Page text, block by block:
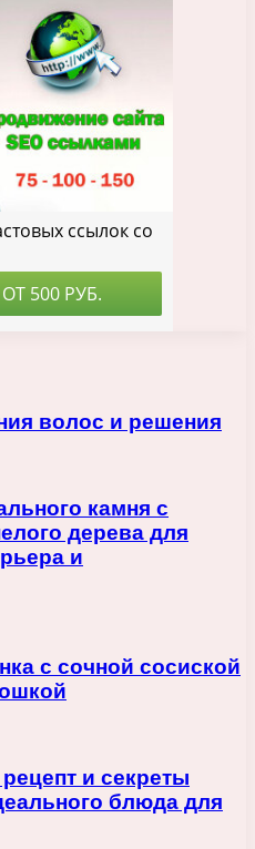
волос и решения
камня с
дерева для
и
с сочной сосиской
и секреты
блюда для